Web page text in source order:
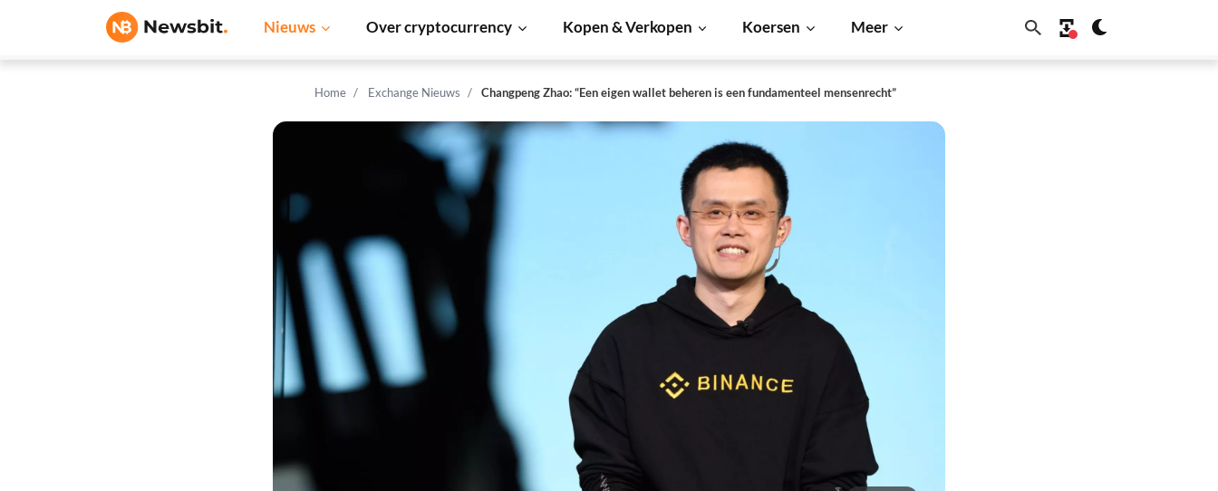
Nieuws Over cryptocurrency Kopen & Verkopen Koersen Meer
Home Exchange Nieuws Changpeng Zhao: “Een eigen wallet beheren is een fundamenteel mensenrecht”